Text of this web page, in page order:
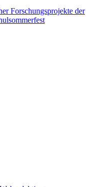
Forschungsprojekte der